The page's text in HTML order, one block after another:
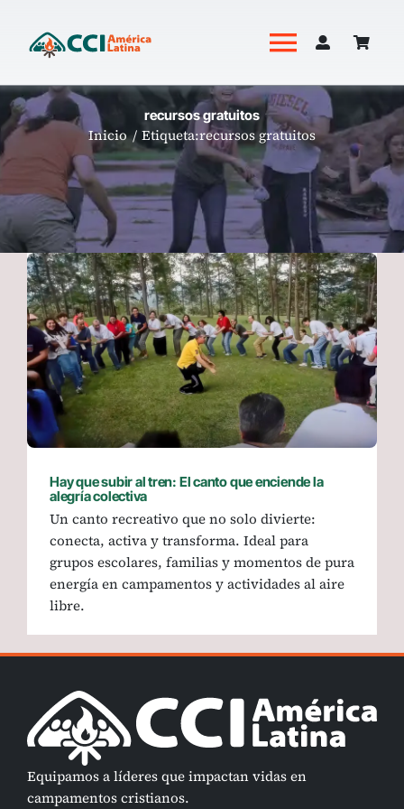
contenido
Toggle
Academia
Productos
Revista Hoguera
recursos gratuitos
Inicio Etiqueta:recursos gratuitos
Hay que subir al tren: El canto que enciende la
alegría colectiva
Un canto recreativo que no solo divierte:
conecta, activa y transforma. Ideal para
grupos escolares, familias y momentos de pura
energía en campamentos y actividades al aire
libre.
Equipamos a líderes que impactan vidas en
campamentos cristianos.